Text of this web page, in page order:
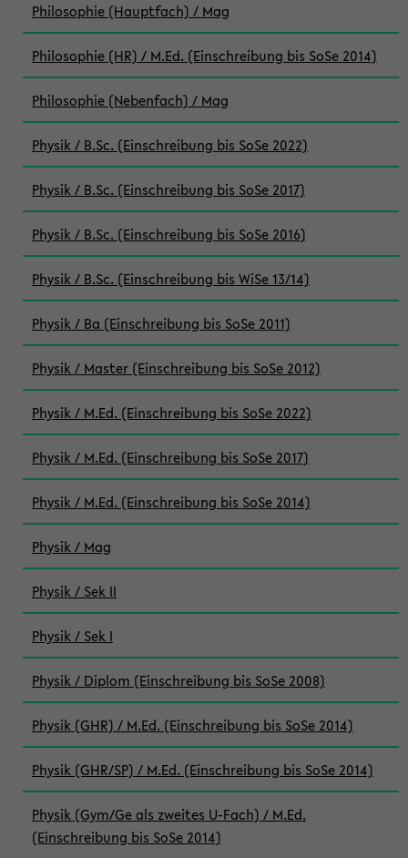
Philosophie (Hauptfach) / Mag
Philosophie (HR) / M.Ed. (Einschreibung bis SoSe 2014)
Philosophie (Nebenfach) / Mag
Physik / B.Sc. (Einschreibung bis SoSe 2022)
Physik / B.Sc. (Einschreibung bis SoSe 2017)
Physik / B.Sc. (Einschreibung bis SoSe 2016)
Physik / B.Sc. (Einschreibung bis WiSe 13/14)
Physik / Ba (Einschreibung bis SoSe 2011)
Physik / Master (Einschreibung bis SoSe 2012)
Physik / M.Ed. (Einschreibung bis SoSe 2022)
Physik / M.Ed. (Einschreibung bis SoSe 2017)
Physik / M.Ed. (Einschreibung bis SoSe 2014)
Physik / Mag
Physik / Sek II
Physik / Sek I
Physik / Diplom (Einschreibung bis SoSe 2008)
Physik (GHR) / M.Ed. (Einschreibung bis SoSe 2014)
Physik (GHR/SP) / M.Ed. (Einschreibung bis SoSe 2014)
Physik (Gym/Ge als zweites U-Fach) / M.Ed.
(Einschreibung bis SoSe 2014)